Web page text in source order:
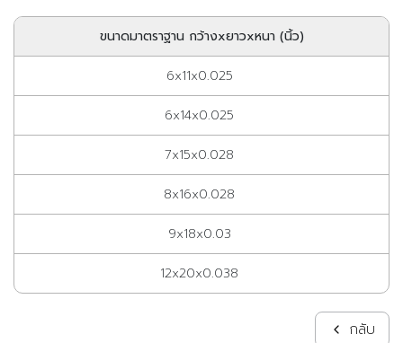
ขนาดมาตราฐาน กว้างxยาวxหนา (นิ้ว)
6x11x0.025
6x14x0.025
7x15x0.028
8x16x0.028
9x18x0.03
12x20x0.038
กลับ